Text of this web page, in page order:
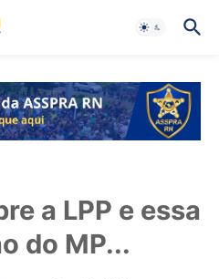
a LPP e essa
do MP...